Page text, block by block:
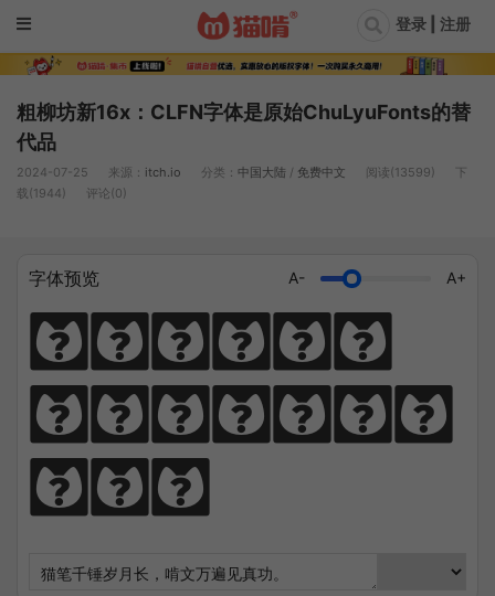
登录 | 注册
粗柳坊新16x：CLFN字体是原始ChuLyuFonts的替
代品
2024-07-25 来源： itch.io 分类： 中国大陆 / 免费中文 阅读(13599)
下
载(1944)
评论(0)
字体预览 A- A+
猫笔千锤岁月
长，啃文万遍见
真功。